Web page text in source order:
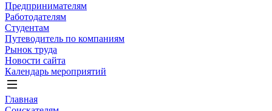
Предпринимателям
Работодателям
Студентам
Путеводитель по компаниям
Рынок труда
Новости сайта
Календарь мероприятий
Главная